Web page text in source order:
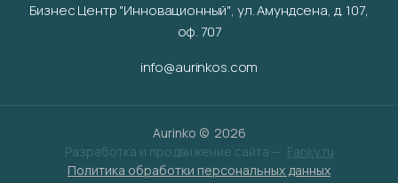
Бизнес Центр "Инновационный", ул. Амундсена, д. 107,
оф. 707
info@aurinkos.com
Aurinko © 2026
Разработка и продвижение сайта — Fanky.ru
Политика обработки персональных данных